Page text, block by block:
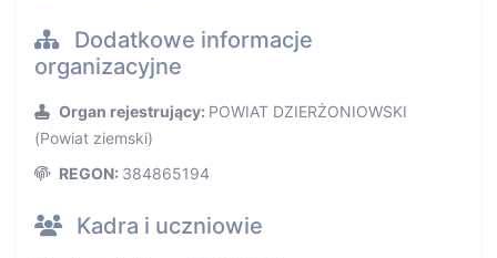
Dodatkowe informacje
organizacyjne
Organ rejestrujący: POWIAT DZIERŻONIOWSKI
(Powiat ziemski)
REGON: 384865194
Kadra i uczniowie